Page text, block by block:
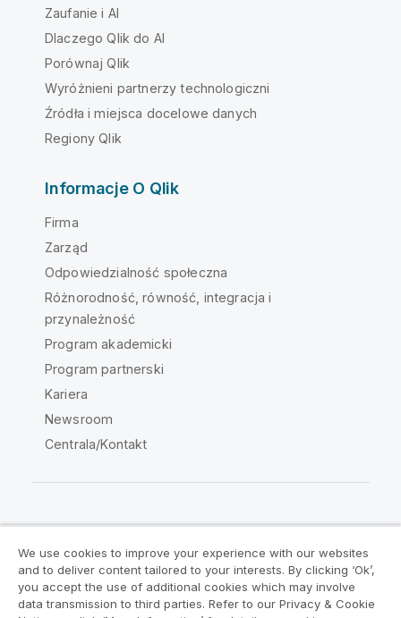
Zaufanie i AI
Dlaczego Qlik do AI
Porównaj Qlik
Wyróżnieni partnerzy technologiczni
Źródła i miejsca docelowe danych
Regiony Qlik
Informacje O Qlik
Firma
Zarząd
Odpowiedzialność społeczna
Różnorodność, równość, integracja i
przynależność
Program akademicki
Program partnerski
Kariera
Newsroom
Centrala/Kontakt
Umowy prawne
Warunki produktu
Legal Policies
Legal Policies
We use cookies to improve your experience with our websites
and to deliver content tailored to your interests. By clicking ‘Ok’,
you accept the use of additional cookies which may involve
data transmission to third parties. Refer to our Privacy & Cookie